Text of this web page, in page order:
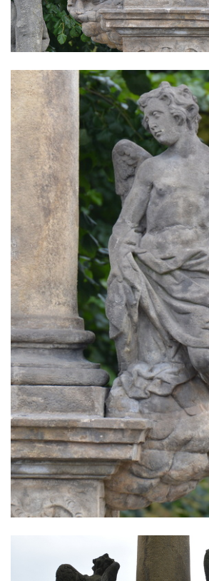
Sloup Panny Marie v klášteře v Oseku
Sloup Panny Marie se sochami svatého
Chcebuzi
Sloup Panny Marie na Mírovém náměstí v
Lounech
Sloup se sochou Piety u hřbitova ve
Strupčicích
Sloup Nejsvětější Trojice na rozcestí v
Hošnicích
Sloup Panny Marie v Třebenicích
Sloup s kaplicí (boží muka) u kostela
svatého Stanislava v Měrunicích
Sloup Panny Marie v klášteře v Oseku
Sloup s reliéfem Panny Marie v Oseku
Sloup se sochou Piety ve Chlumci
Sloup svatého Prokopa na 2. náměstí v
Mostě
Sloup s kaplicí (boží muka) v ulici ČSLA v
Bohušovicích nad Ohří
Sloup svatého Antonína Paduánského u
polní cesty jihovýchodně od Skalice u
České Lípy
Sloup svatého Václava na Václavském
náměstí v Lovosicích
Sloup svatého Jana Nepomuckého v
Sloup svatého Jana Nepomuckého v